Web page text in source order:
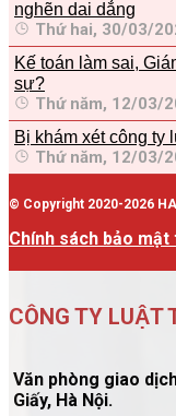
nghẽn dai dẳng
Thứ hai, 30/03/
Kế toán làm sai,
sự?
Thứ năm, 12/03/
Bị khám xét công ty
Thứ năm, 12/03/
© Copyright 2020-2026
Chính sách bảo
CÔNG TY LUẬT
Văn phòng giao
Giấy, Hà Nội.